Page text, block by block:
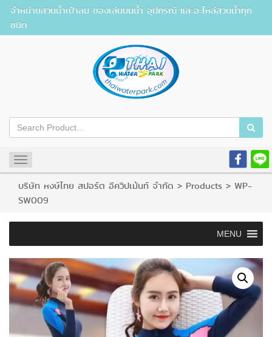
จำหน่ายสวนน้ำเป่าลม ของเล่นบนน้ำ อุปกรณ์ และอะไหล่สวนน้ำทุก
ชนิด
Toggle
navigation
บริษัท หงษ์ไทย สปอร์ต อีควิปเม้นท์ จำกัด > Products > WP-
SW009
MENU